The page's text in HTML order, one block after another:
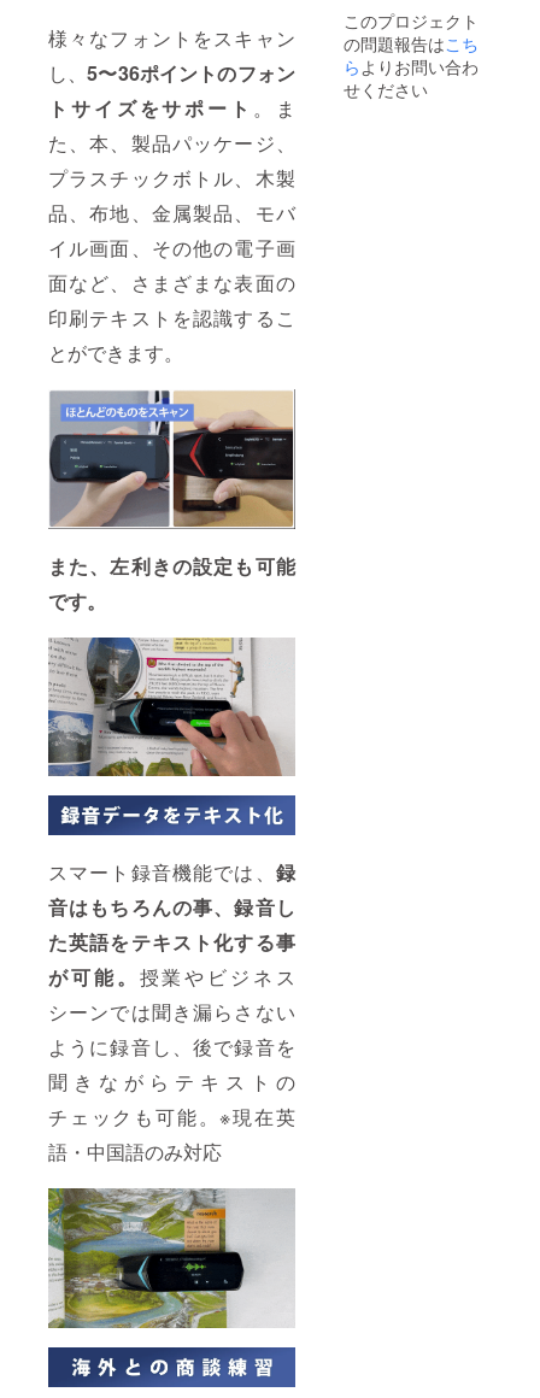
様々なフォントをスキャン
し、5〜36ポイントのフォン
トサイズをサポート 。ま
た、本、製品パッケージ、
プラスチックボトル、木製
品、布地、金属製品、モバ
イル画面、その他の電子画
面など、さまざまな表面の
印刷テキストを認識するこ
とができます。
また、左利きの設定も可能
です。
スマート録音機能では、 録
音はもちろんの事、録音し
た英語をテキスト化する事
が可能。 授業やビジネス
シーンでは聞き漏らさない
ように録音し、後で録音を
聞きながらテキストの
チェックも可能。※現在英
語・中国語のみ対応
ます。
2024年
08月か
らオン
ライン
予定価
格より
下がる
可能性
もござ
このプロジェクト
の問題報告はこち
ら よりお問い合わ
せください